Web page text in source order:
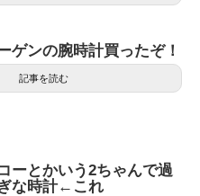
ゲンの腕時計買ったぞ！
記事を読む
ーとかいう2ちゃんで過
な時計←これ